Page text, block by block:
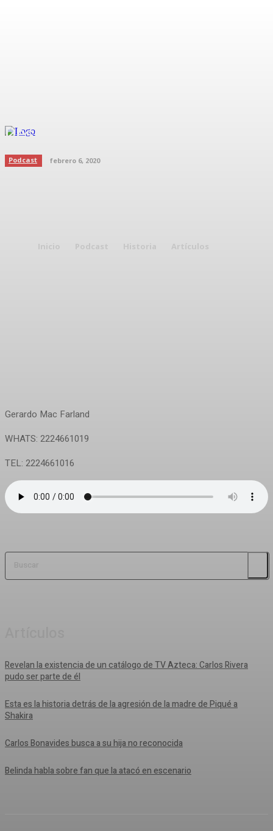
Inicio Podcast Historia Artículos
Desarrollo de objetivos
Podcast febrero 6, 2020
Gerardo Mac Farland
WHATS: 2224661019
TEL: 2224661016
Buscar
Revelan la existencia de un catálogo de TV Azteca: Carlos Rivera
pudo ser parte de él
Esta es la historia detrás de la agresión de la madre de Piqué a
Shakira
Carlos Bonavides busca a su hija no reconocida
Belinda habla sobre fan que la atacó en escenario